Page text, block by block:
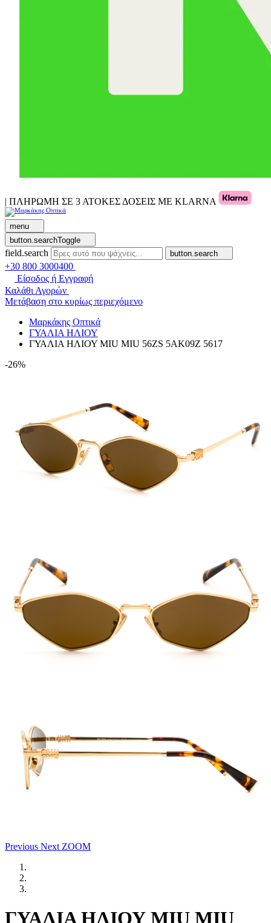
| ΠΛΗΡΩΜΗ ΣΕ 3 ΑΤΟΚΕΣ ΔΟΣΕΙΣ ΜΕ KLARNA
menu
button.searchToggle
field.search button.search
+30 800 3000400
Είσοδος ή Εγγραφή
Καλάθι Αγορών
Μετάβαση στο κυρίως περιεχόμενο
Μαρκάκης Οπτικά
ΓΥΑΛΙΑ ΗΛΙΟΥ
ΓΥΑΛΙΑ ΗΛΙΟΥ MIU MIU 56ZS 5AK09Z 5617
-26%
Previous Next ZOOM
ΓΥΑΛΙΑ ΗΛΙΟΥ MIU MIU